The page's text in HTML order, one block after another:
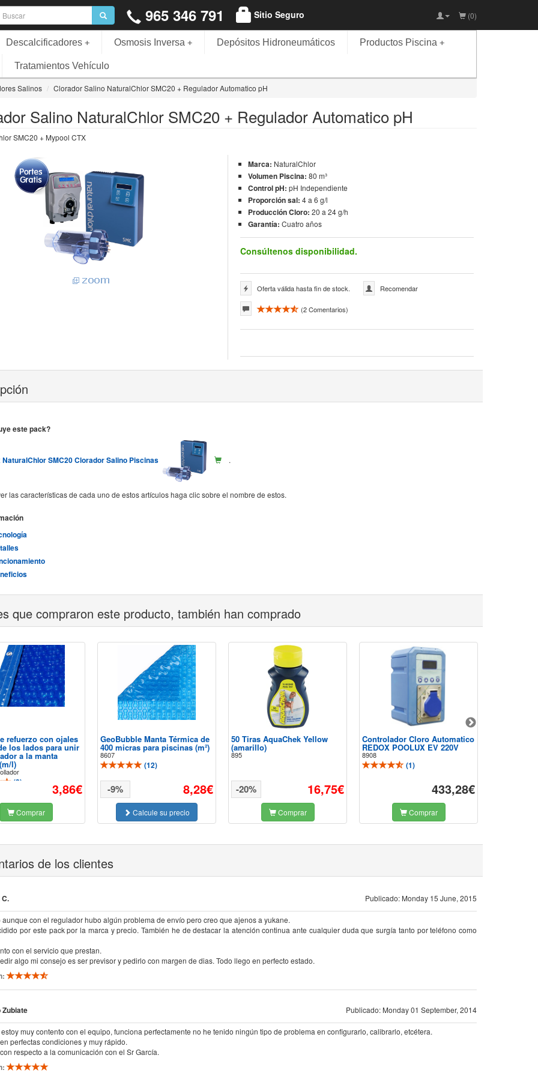
965 346 791 Sitio Seguro (0)
+
Descalcificadores +
Osmosis Inversa Depósitos Hidroneumáticos +
Productos Piscina
Tratamientos Vehículo
Salinos Clorador Salino NaturalChlor SMC20 + Regulador Automatico pH
Salino NaturalChlor SMC20 + Regulador Automatico pH
SMC20 + Mypool CTX
Marca: NaturalChlor
Volumen Piscina: 80 m³
Control pH: pH Independiente
Proporción sal: 4 a 6 g/l
Producción Cloro: 20 a 24 g/h
Garantía: Cuatro años
Consúltenos disponibilidad.
Oferta válida hasta fin de stock. Recomendar
(2Comentarios)
este pack?
NaturalChlor SMC20 Clorador Salino Piscinas .
las características de cada uno de estos artículos haga clic sobre el nombre de estos.
que compraron este producto, también han comprado
refuerzo con ojales
los lados para unir
a la manta
l)
(3) 3,86€
Comprar
GeoBubble Manta Térmica de
400 micras para piscinas (m²)
8607
(12)
8,28€
-9%
Calcule su precio
50 Tiras AquaChek Yellow
(amarillo)
895
16,75€
-20%
Comprar
Controlador Cloro Automatico
REDOX POOLUX EV 220V
8908
(1)
433,28€
Comprar
de los clientes
Publicado: Monday 15 June, 2015
aunque con el regulador hubo algún problema de envío pero creo que ajenos a yukane.
por este pack por la marca y precio. También he de destacar la atención continua ante cualquier duda que surgía tanto por teléfono como
con el servicio que prestan.
algo mi consejo es ser previsor y pedirlo con margen de dias. Todo llego en perfecto estado.
Zubiate Publicado: Monday 01 September, 2014
muy contento con el equipo, funciona perfectamente no he tenido ningún tipo de problema en configurarlo, calibrarlo, etcétera.
perfectas condiciones y muy rápido.
respecto a la comunicación con el Sr García.